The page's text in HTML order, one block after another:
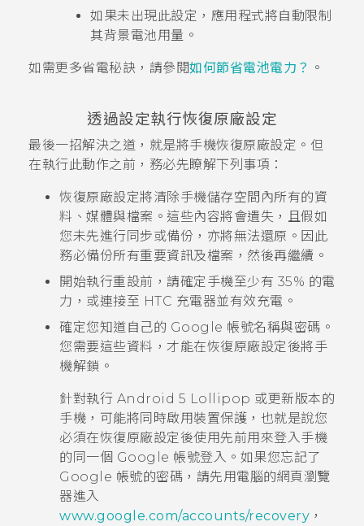
如果未出現此設定，應用程式將自動限制
其背景電池用量。
如需更多省電秘訣，請參閱如何節省電池電力？ 。
透過設定執行恢復原廠設定
最後一招解決之道，就是將手機恢復原廠設定。但
在執行此動作之前，務必先瞭解下列事項：
恢復原廠設定將清除手機儲存空間內所有的資
料、媒體與檔案。這些內容將會遺失，且假如
您未先進行同步或備份，亦將無法還原。因此
務必備份所有重要資訊及檔案，然後再繼續。
開始執行重設前，請確定手機至少有 35% 的電
力，或連接至 HTC 充電器並有效充電。
確定您知道自己的 Google 帳號名稱與密碼。
您需要這些資料，才能在恢復原廠設定後將手
機解鎖。
針對執行 Android 5 Lollipop 或更新版本的
手機，可能將同時啟用裝置保護，也就是說您
必須在恢復原廠設定後使用先前用來登入手機
的同一個 Google 帳號登入。如果您忘記了
Google 帳號的密碼，請先用電腦的網頁瀏覽
器進入
www.google.com/accounts/recovery ，